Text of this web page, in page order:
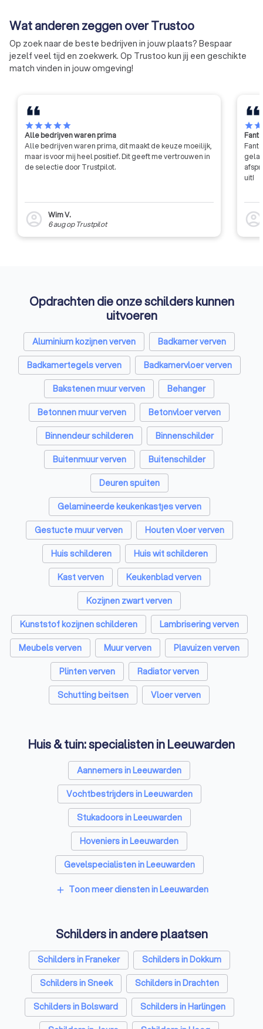
Wat anderen zeggen over Trustoo
Op zoek naar de beste bedrijven in jouw plaats? Bespaar
jezelf veel tijd en zoekwerk. Op Trustoo kun jij een geschikte
match vinden in jouw omgeving!
starstarstarstarstar
Alle bedrijven waren prima
Alle bedrijven waren prima, dit maakt de keuze moeilijk,
maar is voor mij heel positief. Dit geeft me vertrouwen in
de selectie door Trustpilot.
account_circle
Wim V.
6 augop Trustpilot
starstar
uit!
account_circle
Opdrachten die onze schilders kunnen
uitvoeren
Aluminium kozijnen verven
Badkamer verven
Badkamertegels verven
Badkamervloer verven
Bakstenen muur verven
Behanger
Betonnen muur verven
Betonvloer verven
Binnendeur schilderen
Binnenschilder
Buitenmuur verven
Buitenschilder
Deuren spuiten
Gelamineerde keukenkastjes verven
Gestucte muur verven
Houten vloer verven
Huis schilderen
Huis wit schilderen
Kast verven
Keukenblad verven
Kozijnen zwart verven
Kunststof kozijnen schilderen
Lambrisering verven
Meubels verven
Muur verven
Plavuizen verven
Plinten verven
Radiator verven
Schutting beitsen
Vloer verven
Huis & tuin: specialisten in Leeuwarden
Aannemers in Leeuwarden
Vochtbestrijders in Leeuwarden
Stukadoors in Leeuwarden
Hoveniers in Leeuwarden
Gevelspecialisten in Leeuwarden
Vloerleggers in Leeuwarden
Isolatiebedrijven in Leeuwarden
Ongediertebestrijders in Leeuwarden
Architecten in Leeuwarden
Zonwering specialisten in Leeuwarden
add Toon meer diensten in Leeuwarden
Schilders in andere plaatsen
Schilders in Franeker
Schilders in Dokkum
Schilders in Sneek
Schilders in Drachten
Schilders in Bolsward
Schilders in Harlingen